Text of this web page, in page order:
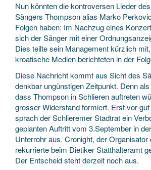
Nun könnten die kontroversen Lieder
Sängers Thompson alias Marko
Folgen haben: Im Nachzug eines
sich der Sänger mit einer
Dies teilte sein Management kürzlich
kroatische Medien berichteten in der
Diese Nachricht kommt aus Sicht des
denkbar ungünstigen Zeitpunkt. Denn
dass Thompson in Schlieren auftreten
grosser Widerstand formiert. Erst vor
sprach der Schlieremer Stadtrat ein
geplanten Auftritt vom 3.September in
Unterrohr aus. Cronight, der
rekurrierte beim Dietiker Statthalteramt
Der Entscheid steht derzeit noch aus.